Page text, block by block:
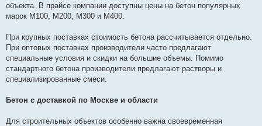
объекта. В прайсе компании доступны цены на бетон популярных
марок М100, М200, М300 и М400.
При крупных поставках стоимость бетона рассчитывается отдельно.
При оптовых поставках производители часто предлагают
специальные условия и скидки на большие объемы. Помимо
стандартного бетона производители предлагают растворы и
специализированные смеси.
Бетон с доставкой по Москве и области
Для строительных объектов особенно важна своевременная